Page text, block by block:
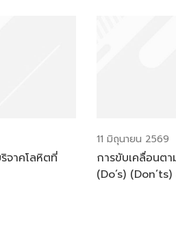
จาคโลหิตที่
11 มิถุนายน 2569
การขับเคลื่อนตา
(Do’s)